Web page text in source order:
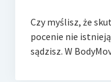
Czy myślisz, że
pocenie nie
sądzisz. W